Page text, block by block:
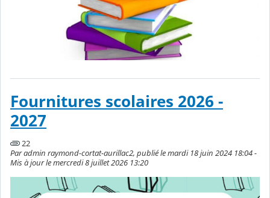
Fournitures scolaires 2026 -
2027
22
Par admin raymond-cortat-aurillac2, publié le mardi 18 juin 2024 18:04 -
Mis à jour le mercredi 8 juillet 2026 13:20